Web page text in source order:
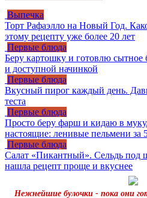
Выпечка
Торт Рафаэлло на Новый Год.
этому рецепту уже более 20 лет
Первые блюда
Беру картошку и готовлю
и доступной начинкой
Первые блюда
Вкусный пирог каждый день.
теста
Первые блюда
Просто беру фарш и кидаю в
настоящие: ленивые пельмени за
Первые блюда
Салат «Пикантный». Сельдь под
нашла рецепт проще и вкуснее
Нежнейшие булочки - пока они